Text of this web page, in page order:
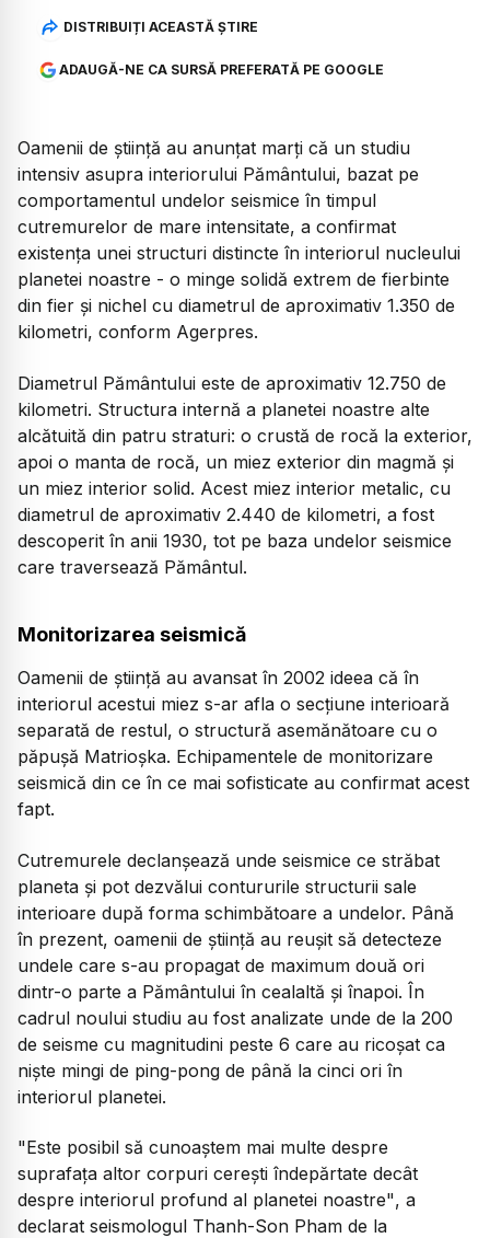
DISTRIBUIȚI ACEASTĂ ȘTIRE
ADAUGĂ-NE CA SURSĂ PREFERATĂ PE GOOGLE
Oamenii de ştiinţă au anunţat marţi că un studiu
intensiv asupra interiorului Pământului, bazat pe
comportamentul undelor seismice în timpul
cutremurelor de mare intensitate, a confirmat
existenţa unei structuri distincte în interiorul nucleului
planetei noastre - o minge solidă extrem de fierbinte
din fier şi nichel cu diametrul de aproximativ 1.350 de
kilometri, conform Agerpres.
Diametrul Pământului este de aproximativ 12.750 de
kilometri. Structura internă a planetei noastre alte
alcătuită din patru straturi: o crustă de rocă la exterior,
apoi o manta de rocă, un miez exterior din magmă şi
un miez interior solid. Acest miez interior metalic, cu
diametrul de aproximativ 2.440 de kilometri, a fost
descoperit în anii 1930, tot pe baza undelor seismice
care traversează Pământul.
Monitorizarea seismică
Oamenii de ştiinţă au avansat în 2002 ideea că în
interiorul acestui miez s-ar afla o secţiune interioară
separată de restul, o structură asemănătoare cu o
păpuşă Matrioşka. Echipamentele de monitorizare
seismică din ce în ce mai sofisticate au confirmat acest
fapt.
Cutremurele declanşează unde seismice ce străbat
planeta şi pot dezvălui contururile structurii sale
interioare după forma schimbătoare a undelor. Până
în prezent, oamenii de ştiinţă au reuşit să detecteze
undele care s-au propagat de maximum două ori
dintr-o parte a Pământului în cealaltă şi înapoi. În
cadrul noului studiu au fost analizate unde de la 200
de seisme cu magnitudini peste 6 care au ricoşat ca
nişte mingi de ping-pong de până la cinci ori în
interiorul planetei.
"Este posibil să cunoaştem mai multe despre
suprafaţa altor corpuri cereşti îndepărtate decât
despre interiorul profund al planetei noastre", a
declarat seismologul Thanh-Son Pham de la